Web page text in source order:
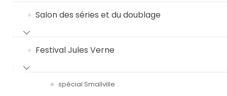
Salon des séries et du doublage
Festival Jules Verne
spécial Smallville